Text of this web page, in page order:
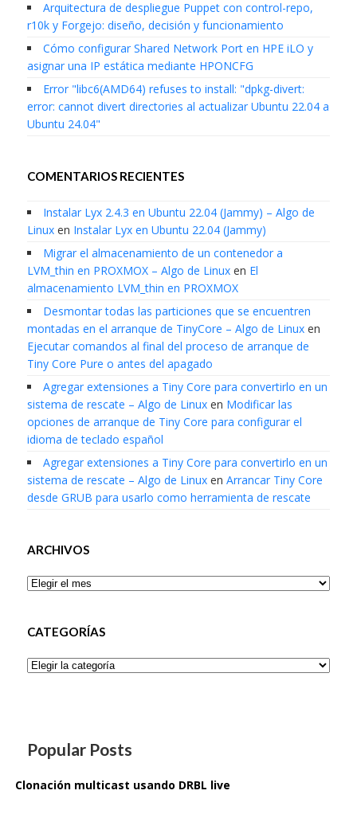
Arquitectura de despliegue Puppet con control-repo,
r10k y Forgejo: diseño, decisión y funcionamiento
Cómo configurar Shared Network Port en HPE iLO y
asignar una IP estática mediante HPONCFG
Error "libc6(AMD64) refuses to install: "dpkg-divert:
error: cannot divert directories al actualizar Ubuntu 22.04 a
Ubuntu 24.04"
COMENTARIOS RECIENTES
Instalar Lyx 2.4.3 en Ubuntu 22.04 (Jammy) – Algo de
Linuxen Instalar Lyx en Ubuntu 22.04 (Jammy)
Migrar el almacenamiento de un contenedor a
LVM_thin en PROXMOX – Algo de Linuxen El
almacenamiento LVM_thin en PROXMOX
Desmontar todas las particiones que se encuentren
montadas en el arranque de TinyCore – Algo de Linuxen
Ejecutar comandos al final del proceso de arranque de
Tiny Core Pure o antes del apagado
Agregar extensiones a Tiny Core para convertirlo en un
sistema de rescate – Algo de Linuxen Modificar las
opciones de arranque de Tiny Core para configurar el
idioma de teclado español
Agregar extensiones a Tiny Core para convertirlo en un
sistema de rescate – Algo de Linuxen Arrancar Tiny Core
desde GRUB para usarlo como herramienta de rescate
ARCHIVOS
Archivos
CATEGORÍAS
Categorías
Popular Posts
Clonación multicast usando DRBL live